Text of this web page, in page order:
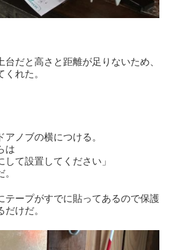
だと高さと距離が足りないため、
れた。
アノブの横につける。
は
して設置してください」
テープがすでに貼ってあるので保護
けだ。